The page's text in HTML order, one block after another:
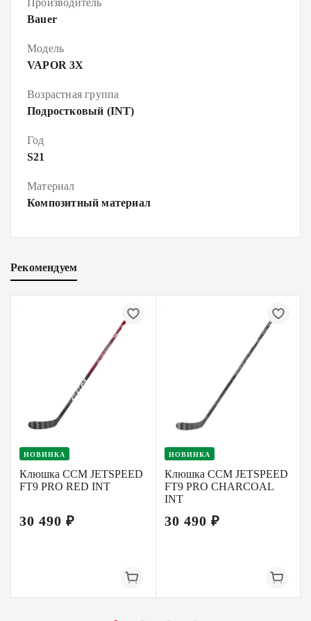
Производитель
Bauer
Модель
VAPOR 3X
Возрастная группа
Подростковый (INT)
Год
S21
Материал
Композитный материал
Рекомендуем
НОВИНКА
Клюшка CCM JETSPEED
FT9 PRO RED INT
30 490 ₽
НОВИНКА
Клюшка CCM JETSPEED
FT9 PRO CHARCOAL
INT
30 490 ₽